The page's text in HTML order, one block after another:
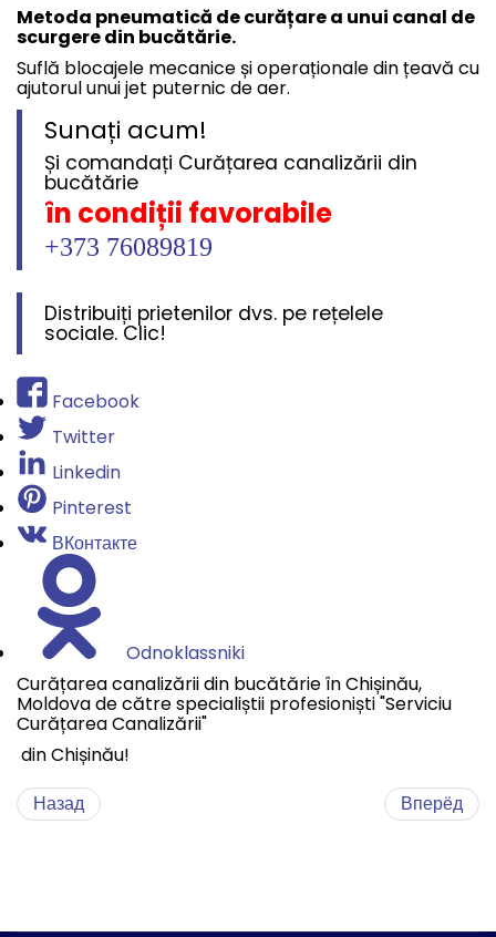
Metoda pneumatică de curățare a unui canal de
scurgere din bucătărie.
Suflă blocajele mecanice și operaționale din țeavă cu
ajutorul unui jet puternic de aer.
Sunați acum!
Și comandați Curățarea canalizării din
bucătărie
în condiții favorabile
+373 76089819
Distribuiți prietenilor dvs. pe rețelele
sociale. Clic!
Facebook
Twitter
Linkedin
Pinterest
ВКонтакте
Odnoklassniki
Curățarea canalizării din bucătărie în Chișinău,
Moldova de către specialiștii profesioniști "Serviciu
Curățarea Canalizării"
din Chișinău!
Назад
Вперёд